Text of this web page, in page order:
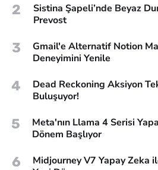
2
Sistina Şapeli’nde Beyaz
Prevost
3
Gmail'e Alternatif Notion
Deneyimini Yenile
4
Dead Reckoning Aksiyon
Buluşuyor!
5
Meta'nın Llama 4 Serisi
Dönem Başlıyor
6
Midjourney V7 Yapay Zeka